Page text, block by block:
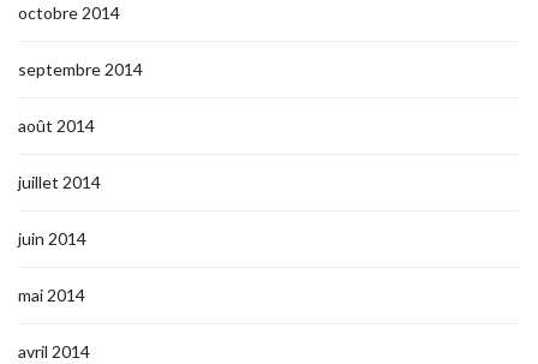
octobre 2014
septembre 2014
août 2014
juillet 2014
juin 2014
mai 2014
avril 2014